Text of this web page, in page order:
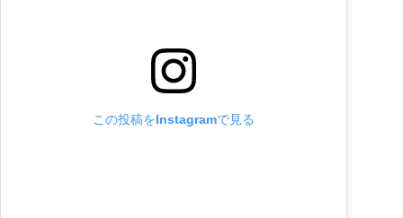
この投稿をInstagramで見る